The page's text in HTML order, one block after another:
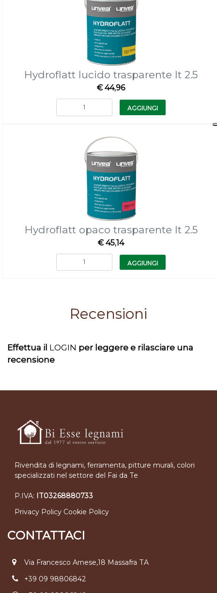
Hydroflatt lucido trasparente lt 2.5
€ 44,96
Quantità
AGGIUNGI
Hydroflatt opaco trasparente lt 2.5
€ 45,14
Quantità
AGGIUNGI
Recensioni
Effettua il LOGIN per leggere e rilasciare una
recensione
Rivendita di legnami, ferramenta, pitture murali, colori
specializzati nel settore del Fai da Te
P.IVA: IT03268880733
Privacy Policy Cookie Policy
CONTATTACI
Via Francesco Arnese,18 Massafra TA
+39 09 98806842